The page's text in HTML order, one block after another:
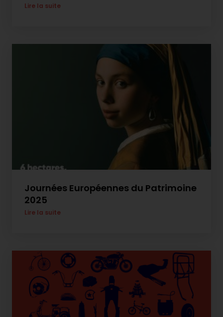
Lire la suite
Journées Européennes du Patrimoine
2025
Lire la suite